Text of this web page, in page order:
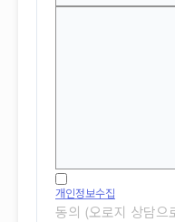
개인정보수집
동의 (오로지 상담으